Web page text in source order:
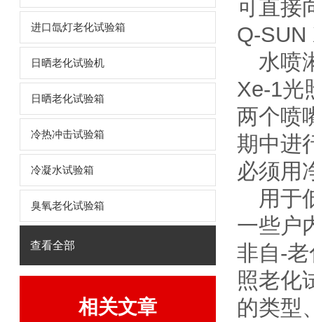
进口氙灯老化试验箱
日晒老化试验机
日晒老化试验箱
冷热冲击试验箱
冷凝水试验箱
臭氧老化试验箱
查看全部
相关文章
可直接
Q-SUN
水喷
Xe-1光
两个喷
期中进
必须用
用于
一些户
非自-
照老化
的类型